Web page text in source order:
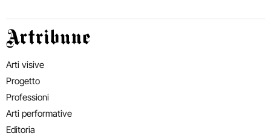
Artribune
Arti visive
Progetto
Professioni
Arti performative
Editoria